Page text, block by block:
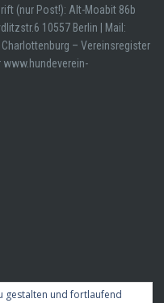
(nur Post!): Alt-Moabit 86b
10557 Berlin | Mail:
– Vereinsregister
www.hundeverein-
gestalten und fortlaufend